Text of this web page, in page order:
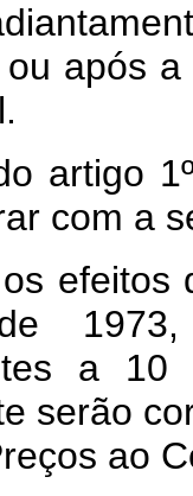
após
artigo
com a
efeitos
1973,
a
serão
ao